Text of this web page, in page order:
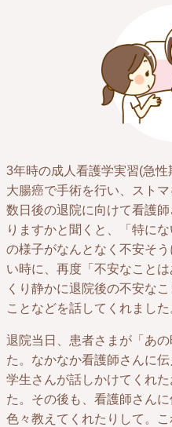
3年時の成人看護学実習(急性
大腸癌で手術を行い、ストマ
数日後の退院に向けて看護
りますかと聞くと、「特に
の様子がなんとなく不安そ
い時に、再度「不安なこと
くり静かに退院後の不安な
ことなどを話してくれました
退院当日、患者さまが「あ
た。なかなか看護師さんに
学生さんが話しかけてくれ
た。その後も、看護師さん
色々教えてくれたりして。